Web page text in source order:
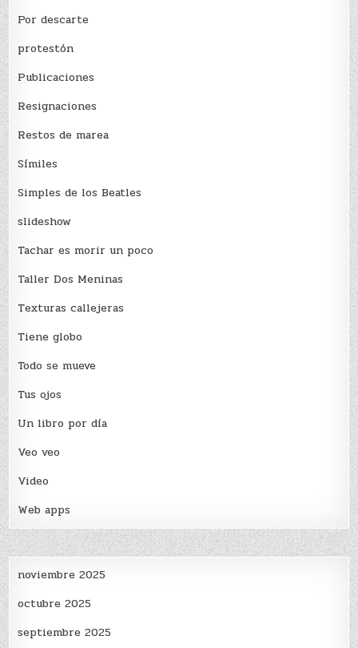
Por descarte
protestón
Publicaciones
Resignaciones
Restos de marea
Sí­miles
Simples de los Beatles
slideshow
Tachar es morir un poco
Taller Dos Meninas
Texturas callejeras
Tiene globo
Todo se mueve
Tus ojos
Un libro por día
Veo veo
Video
Web apps
noviembre 2025
octubre 2025
septiembre 2025